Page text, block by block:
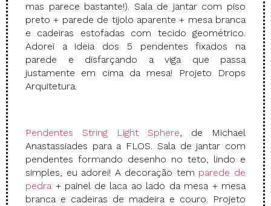
mas parece bastante!). Sala de jantar com piso
preto + parede de tijolo aparente + mesa branca
e cadeiras estofadas com tecido geométrico.
Adorei a ideia dos 5 pendentes fixados na
parede e disfarçando a viga que passa
justamente em cima da mesa! Projeto Drops
Arquitetura.
Pendentes String Light Sphere, de Michael
Anastassiades para a FLOS. Sala de jantar com
pendentes formando desenho no teto, lindo e
simples, eu adorei! A decoração tem parede de
pedra+ painel de laca ao lado da mesa + mesa
branca e cadeiras de madeira e couro. Projeto